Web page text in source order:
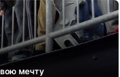
мечту